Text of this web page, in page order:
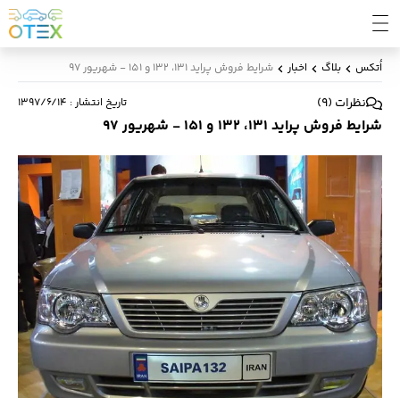
اُتکس بلاگ اخبار شرایط فروش پراید 131، 132 و 151 - شهریور 97
نظرات (
9
) تاریخ انتشار: ۱۳۹۷/۶/۱۴
شرایط فروش پراید 131، 132 و 151 - شهریور 97